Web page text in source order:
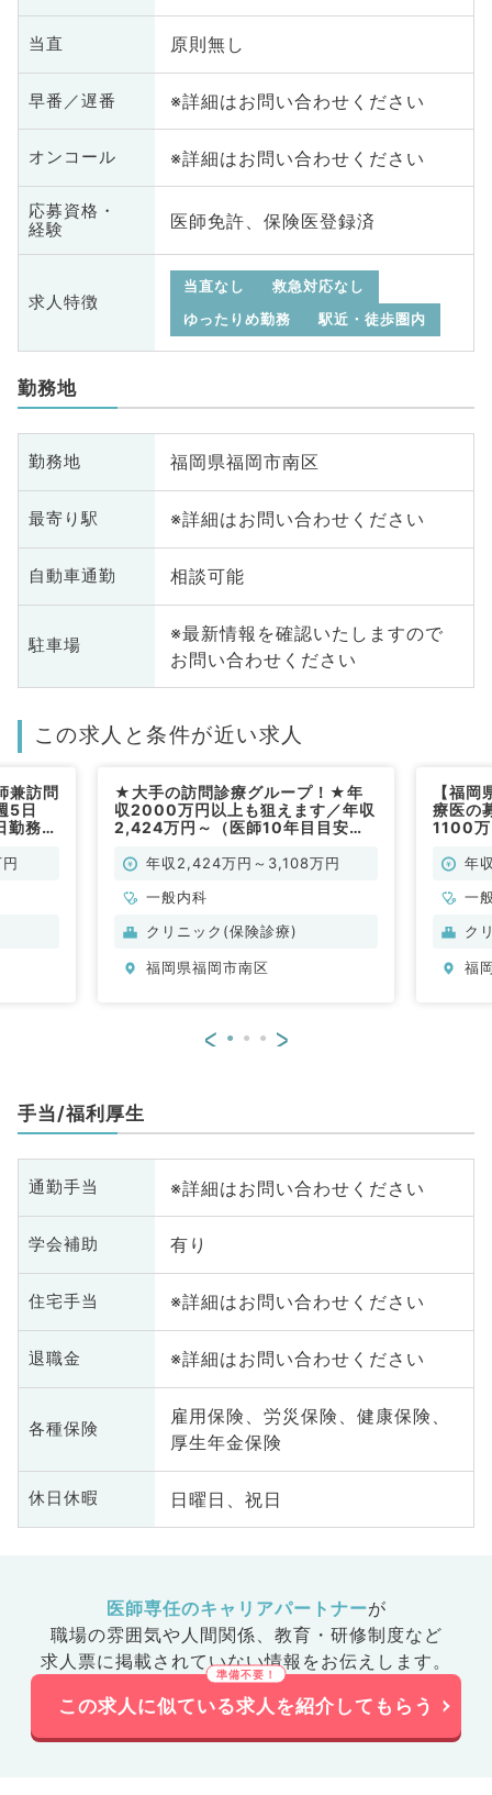
当直 原則無し
早番／遅番 ※詳細はお問い合わせください
オンコール ※詳細はお問い合わせください
応募資格・
経験
医師免許、保険医登録済
求人特徴
当直なし
救急対応なし
ゆったりめ勤務
駅近・徒歩圏内
勤務地
勤務地 福岡県福岡市南区
最寄り駅 ※詳細はお問い合わせください
自動車通勤 相談可能
駐車場
※最新情報を確認いたしますので
お問い合わせください
この求人と条件が近い求人
兼訪問
5日
務応
★大手の訪問診療グループ！★年
収2000万円以上も狙えます／年収
2,424万円～（医師10年目目安）
方が7割！★（一般内科／常勤）
年収2,424万円～3,108万円
一般内科
クリニック(保険診療)
福岡県福岡市南区
【福
療医の
1100
勤）年
一
ク
福
< >
手当/福利厚生
通勤手当 ※詳細はお問い合わせください
学会補助 有り
住宅手当 ※詳細はお問い合わせください
退職金 ※詳細はお問い合わせください
各種保険
雇用保険、労災保険、健康保険、
厚生年金保険
休日休暇 日曜日、祝日
医師専任のキャリアパートナーが
職場の雰囲気や人間関係、 教育・研修制度など
求人票に掲載されていない情報をお伝えします。
この求人に似ている求人を紹介してもらう